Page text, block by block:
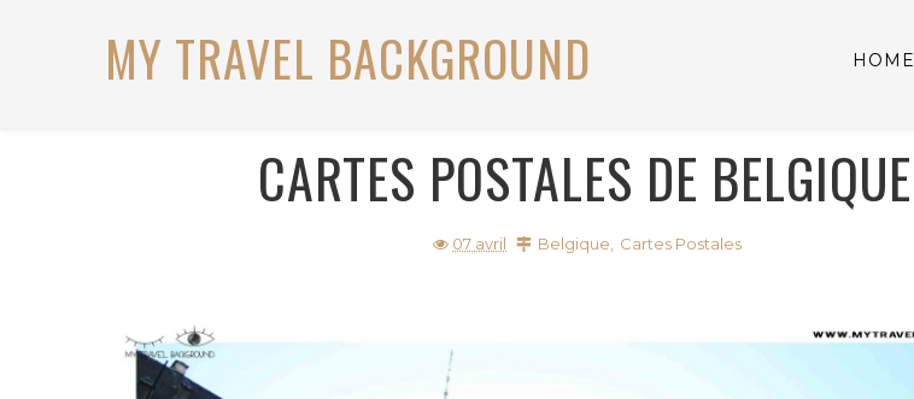
MY TRAVEL BACKGROUND HOME
CARTES POSTALES DE BELGIQUE
07 avril Belgique Cartes Postales